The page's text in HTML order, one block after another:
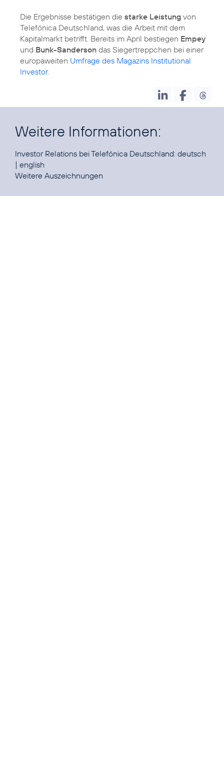
Die Ergebnisse bestätigen die starke Leistung von
Telefónica Deutschland, was die Arbeit mit dem
Kapitalmarkt betrifft. Bereits im April bestiegen Empey
und Bunk-Sanderson das Siegertreppchen bei einer
europaweiten Umfrage des Magazins Institutional
Investor.
Weitere Informationen:
Investor Relations bei Telefónica Deutschland: deutsch
| english
Weitere Auszeichnungen